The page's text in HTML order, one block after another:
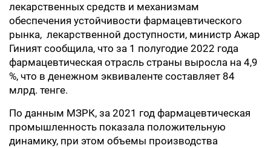
лекарственных средств и механизмам
обеспечения устойчивости фармацевтического
рынка, лекарственной доступности, министр Ажар
Гиният сообщила, что за 1 полугодие 2022 года
фармацевтическая отрасль страны выросла на 4,9
%, что в денежном эквиваленте составляет 84
млрд. тенге.
По данным МЗРК, за 2021 год фармацевтическая
промышленность показала положительную
динамику, при этом объемы производства